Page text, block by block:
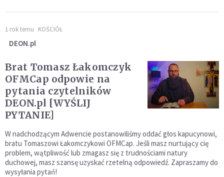
1 rok temu KOŚCIÓŁ
DEON.pl
Brat Tomasz Łakomczyk
OFMCap odpowie na
pytania czytelników
DEON.pl [WYŚLIJ
PYTANIE]
W nadchodzącym Adwencie postanowiliśmy oddać głos kapucynowi,
bratu Tomaszowi Łakomczykowi OFMCap. Jeśli masz nurtujący cię
problem, wątpliwość lub zmagasz się z trudnościami natury
duchowej, masz szansę uzyskać rzetelną odpowiedź. Zapraszamy do
wysyłania pytań!